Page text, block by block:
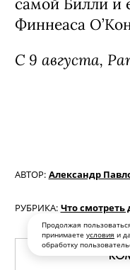
Продолжая
принимаете условия и
обработку
Фильм
жёстко и